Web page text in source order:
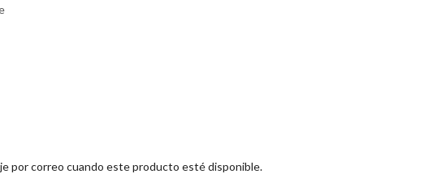
por correo cuando este producto esté disponible.